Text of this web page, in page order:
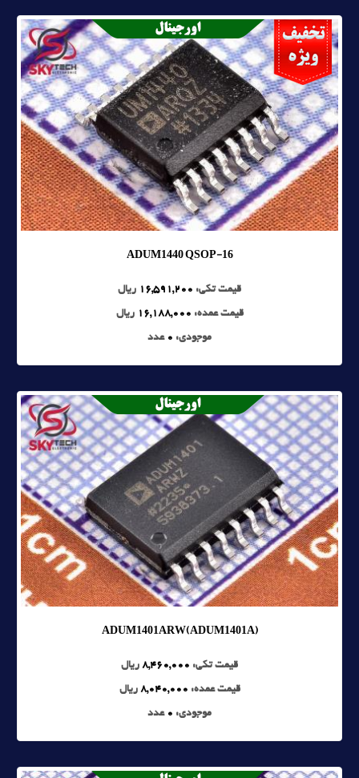
ADUM1440 QSOP-16
قیمت تکی: 16,591,200 ریال
قیمت عمده: 16,188,000 ریال
موجودی: 0 عدد
ADUM1401ARW(ADUM1401A)
قیمت تکی: 8,460,000 ریال
قیمت عمده: 8,040,000 ریال
موجودی: 0 عدد